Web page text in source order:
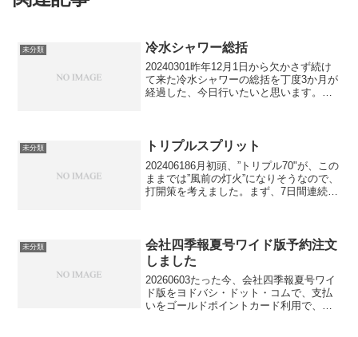
未分類 冷水シャワー総括
20240301昨年12月1日から欠かさず続け
て来た冷水シャワーの総括を丁度3か月が
経過した、今日行いたいと思います。率
は、3...
未分類 トリプルスプリット
202406186月初頭、”トリプル70"が、この
ままでは”風前の灯火”になりそうなので、
打開策を考えました。まず、7日間連続
け...
未分類
会社四季報夏号ワイド版予約注文
しました
20260603たった今、会社四季報夏号ワイ
ド版をヨドバシ・ドット・コムで、支払
いをゴールドポイントカード利用で、予